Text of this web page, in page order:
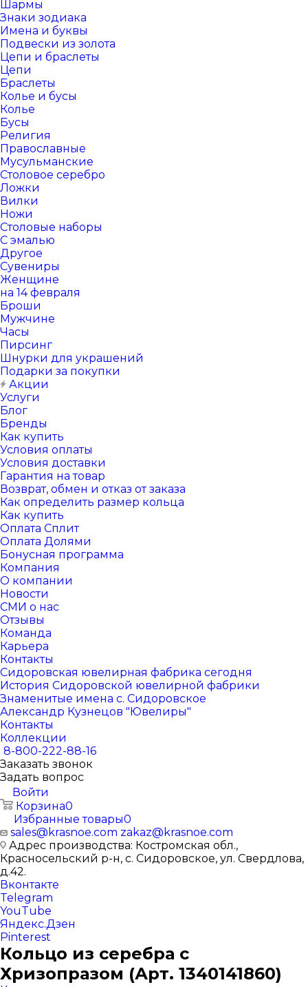
Шармы
Знаки зодиака
Имена и буквы
Подвески из золота
Цепи и браслеты
Цепи
Браслеты
Колье и бусы
Колье
Бусы
Религия
Православные
Мусульманские
Столовое серебро
Ложки
Вилки
Ножи
Столовые наборы
С эмалью
Другое
Сувениры
Женщине
на 14 февраля
Броши
Мужчине
Часы
Пирсинг
Шнурки для украшений
Подарки за покупки
Акции
Услуги
Блог
Бренды
Как купить
Условия оплаты
Условия доставки
Гарантия на товар
Возврат, обмен и отказ от заказа
Как определить размер кольца
Как купить
Оплата Сплит
Оплата Долями
Бонусная программа
Компания
О компании
Новости
СМИ о нас
Отзывы
Команда
Карьера
Контакты
Сидоровская ювелирная фабрика сегодня
История Сидоровской ювелирной фабрики
Знаменитые имена с. Сидоровское
Александр Кузнецов "Ювелиры"
Контакты
Коллекции
8-800-222-88-16
Заказать звонок
Задать вопрос
Войти
Корзина0
Избранные товары0
sales@krasnoe.com zakaz@krasnoe.com
Адрес производства: Костромская обл.,
Красносельский р-н, с. Сидоровское, ул. Свердлова,
д.42.
Вконтакте
Telegram
YouTube
Яндекс.Дзен
Pinterest
Кольцо из серебра с
Хризопразом (Арт. 1340141860)